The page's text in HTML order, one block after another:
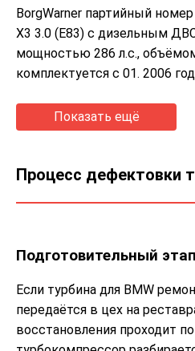
BorgWarner партийный
X3 3.0 (E83) с дизельным
мощностью 286 л.с.,
комплектуется с 01. 2006
Процесс дефектовки
Подготовительный этап
Если турбина для BMW
передаётся в цех на
восстановления проходит